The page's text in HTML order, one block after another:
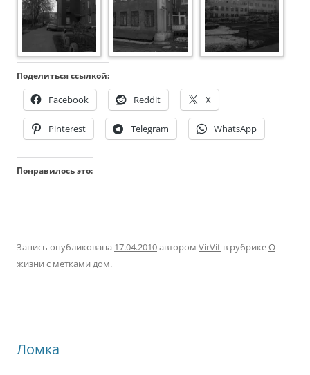
Поделиться ссылкой:
Facebook Reddit X
Pinterest Telegram WhatsApp
Понравилось это:
Запись опубликована 17.04.2010автором VirVit в рубрикеО
жизни с метками дом.
Ломка